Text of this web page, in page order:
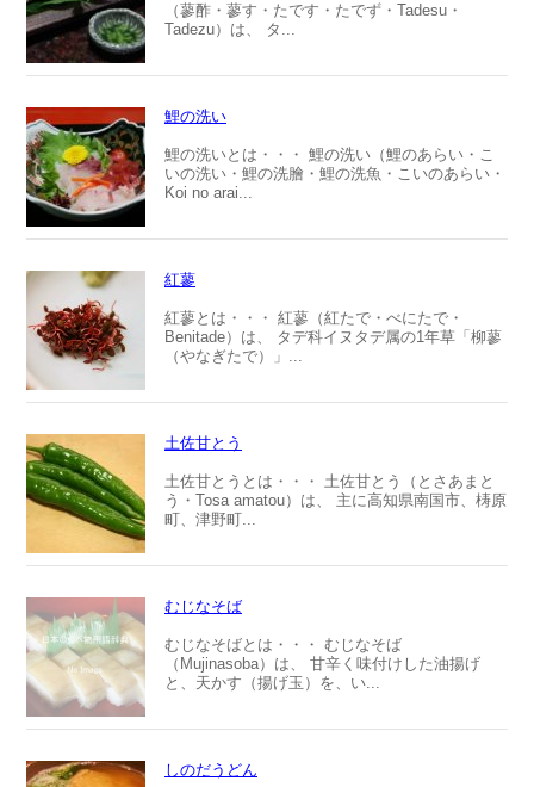
（蓼酢・蓼す・たです・たでず・Tadesu・
Tadezu）は、 タ...
鯉の洗い
鯉の洗いとは・・・ 鯉の洗い（鯉のあらい・こ
いの洗い・鯉の洗膾・鯉の洗魚・こいのあらい・
Koi no arai...
紅蓼
紅蓼とは・・・ 紅蓼（紅たで・べにたで・
Benitade）は、 タデ科イヌタデ属の1年草「柳蓼
（やなぎたで）」...
土佐甘とう
土佐甘とうとは・・・ 土佐甘とう（とさあまと
う・Tosa amatou）は、 主に高知県南国市、梼原
町、津野町...
むじなそば
むじなそばとは・・・ むじなそば
（Mujinasoba）は、 甘辛く味付けした油揚げ
と、天かす（揚げ玉）を、い...
しのだうどん